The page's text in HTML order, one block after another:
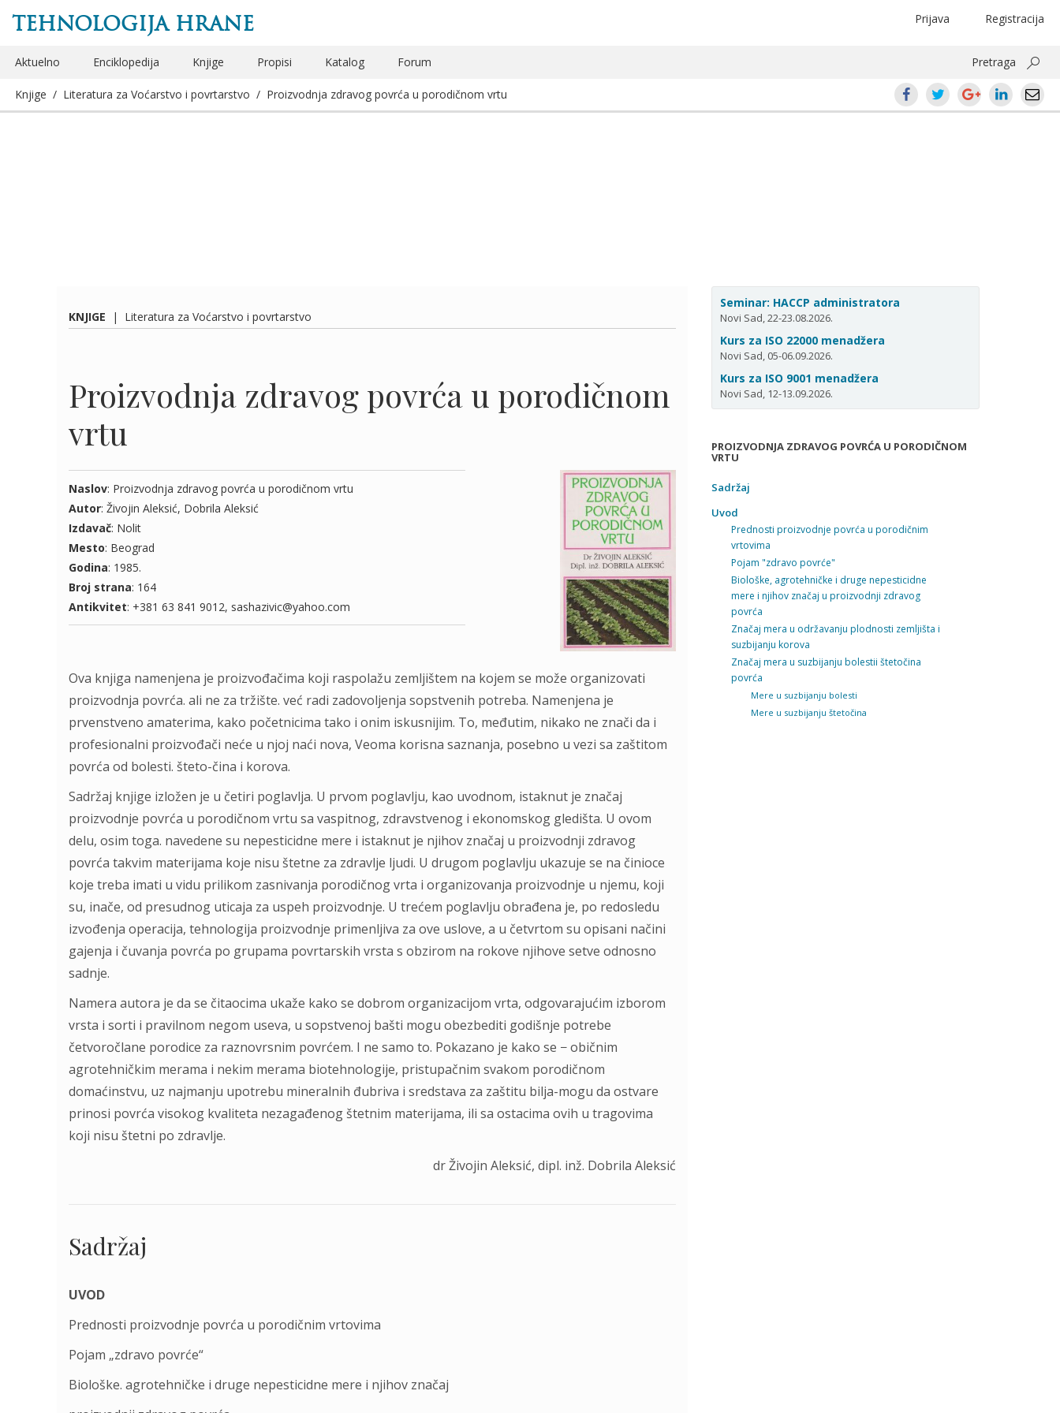
TEHNOLOGIJA HRANE Registracija
Prijava
Aktuelno Enciklopedija Knjige Propisi Katalog Forum Pretraga
Knjige / Literatura za Voćarstvo i povrtarstvo / Proizvodnja zdravog povrća u porodičnom vrtu
KNJIGE | Literatura za Voćarstvo i povrtarstvo
Proizvodnja zdravog povrća u porodičnom
vrtu
Naslov: Proizvodnja zdravog povrća u porodičnom vrtu
Autor: Živojin Aleksić, Dobrila Aleksić
Izdavač: Nolit
Mesto: Beograd
Godina: 1985.
Broj strana: 164
Antikvitet: +381 63 841 9012, sashazivic@yahoo.com
Ova knjiga namenjena je proizvođačima koji raspolažu zemljištem na kojem se može organizovati
proizvodnja povrća. ali ne za tržište. već radi zadovoljenja sopstvenih potreba. Namenjena je
prvenstveno amaterima, kako početnicima tako i onim iskusnijim. To, međutim, nikako ne znači da i
profesionalni proizvođači neće u njoj naći nova, Veoma korisna saznanja, posebno u vezi sa zaštitom
povrća od bolesti. šteto-čina i korova.
Sadržaj knjige izložen je u četiri poglavlja. U prvom poglavlju, kao uvodnom, istaknut je značaj
proizvodnje povrća u porodičnom vrtu sa vaspitnog, zdravstvenog i ekonomskog gledišta. U ovom
delu, osim toga. navedene su nepesticidne mere i istaknut je njihov značaj u proizvodnji zdravog
povrća takvim materijama koje nisu štetne za zdravlje ljudi. U drugom poglavlju ukazuje se na činioce
koje treba imati u vidu prilikom zasnivanja porodičnog vrta i organizovanja proizvodnje u njemu, koji
su, inače, od presudnog uticaja za uspeh proizvodnje. U trećem poglavlju obrađena je, po redosledu
izvođenja operacija, tehnologija proizvodnje primenljiva za ove uslove, a u četvrtom su opisani načini
gajenja i čuvanja povrća po grupama povrtarskih vrsta s obzirom na rokove njihove setve odnosno
sadnje.
Namera autora je da se čitaocima ukaže kako se dobrom organizacijom vrta, odgovarajućim izborom
vrsta i sorti i pravilnom negom useva, u sopstvenoj bašti mogu obezbediti godišnje potrebe
četvoročlane porodice za raznovrsnim povrćem. I ne samo to. Pokazano je kako se − običnim
agrotehničkim merama i nekim merama biotehnologije, pristupačnim svakom porodičnom
domaćinstvu, uz najmanju upotrebu mineralnih đubriva i sredstava za zaštitu bilja-mogu da ostvare
prinosi povrća visokog kvaliteta nezagađenog štetnim materijama, ili sa ostacima ovih u tragovima
koji nisu štetni po zdravlje.
dr Živojin Aleksić, dipl. inž. Dobrila Aleksić
Sadržaj
UVOD
Prednosti proizvodnje povrća u porodičnim vrtovima
Pojam „zdravo povrće“
Biološke. agrotehničke i druge nepesticidne mere i njihov značaj
Seminar: HACCP administratora
Novi Sad, 22-23.08.2026.
Kurs za ISO 22000 menadžera
Novi Sad, 05-06.09.2026.
Kurs za ISO 9001 menadžera
Novi Sad, 12-13.09.2026.
PROIZVODNJA ZDRAVOG POVRĆA U PORODIČNOM
VRTU
Sadržaj
Uvod
Prednosti proizvodnje povrća u porodičnim
vrtovima
Pojam "zdravo povrće"
Biološke, agrotehničke i druge nepesticidne
mere i njihov značaj u proizvodnji zdravog
povrća
Značaj mera u održavanju plodnosti zemljišta i
suzbijanju korova
Značaj mera u suzbijanju bolestii štetočina
povrća
Mere u suzbijanju bolesti
Mere u suzbijanju štetočina